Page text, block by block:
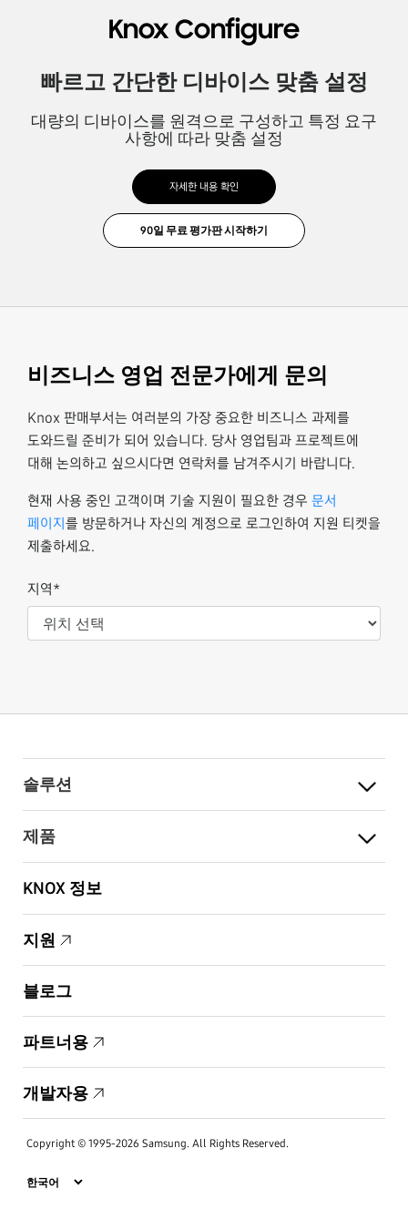
Knox Configure
빠르고 간단한 디바이스 맞춤 설정
대량의 디바이스를 원격으로 구성하고 특정 요구
사항에 따라 맞춤 설정
자세한 내용 확인
비즈니스 영업 전문가에게 문의
Knox 판매부서는 여러분의 가장 중요한 비즈니스 과제를
도와드릴 준비가 되어 있습니다. 당사 영업팀과 프로젝트에
대해 논의하고 싶으시다면 연락처를 남겨주시기 바랍니다.
현재 사용 중인 고객이며 기술 지원이 필요한 경우 문서
페이지를 방문하거나 자신의 계정으로 로그인하여 지원 티켓을
제출하세요.
지역*
솔루션
제품
KNOX 정보
지원
블로그
파트너용
개발자용
Copyright © 1995-2026 Samsung. All Rights Reserved.